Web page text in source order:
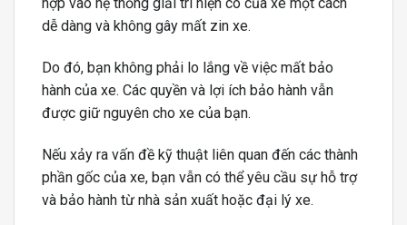
dễ dàng và không gây mất zin xe.
Do đó, bạn không phải lo lắng về việc mất bảo
hành của xe. Các quyền và lợi ích bảo hành vẫn
được giữ nguyên cho xe của bạn.
Nếu xảy ra vấn đề kỹ thuật liên quan đến các thành
phần gốc của xe, bạn vẫn có thể yêu cầu sự hỗ trợ
và bảo hành từ nhà sản xuất hoặc đại lý xe.